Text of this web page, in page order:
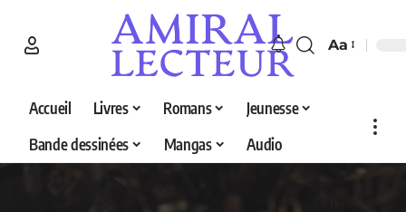
Aa
Accueil Livres Romans
Jeunesse
Bande dessinées
Mangas Audio